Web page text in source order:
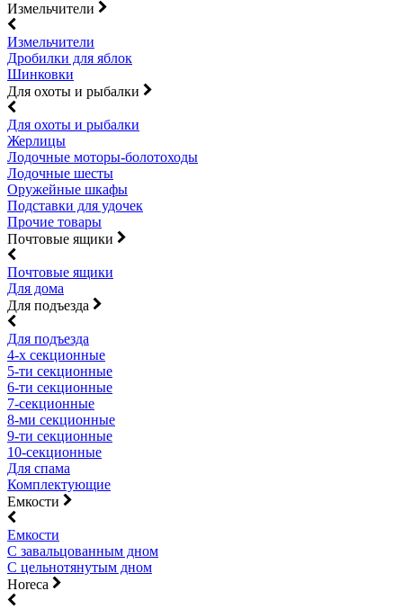
Измельчители
Измельчители
Дробилки для яблок
Шинковки
Для охоты и рыбалки
Для охоты и рыбалки
Жерлицы
Лодочные моторы-болотоходы
Лодочные шесты
Оружейные шкафы
Подставки для удочек
Прочие товары
Почтовые ящики
Почтовые ящики
Для дома
Для подъезда
Для подъезда
4-х секционные
5-ти секционные
6-ти секционные
7-секционные
8-ми секционные
9-ти секционные
10-секционные
Для спама
Комплектующие
Емкости
Емкости
С завальцованным дном
С цельнотянутым дном
Horeca